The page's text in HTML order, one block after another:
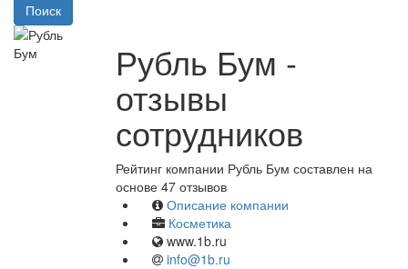
Поиск
Рубль Бум -
отзывы
сотрудников
Рейтинг компании Рубль Бум составлен на
основе 47 отзывов
Описание компании
Косметика
www.1b.ru
info@1b.ru